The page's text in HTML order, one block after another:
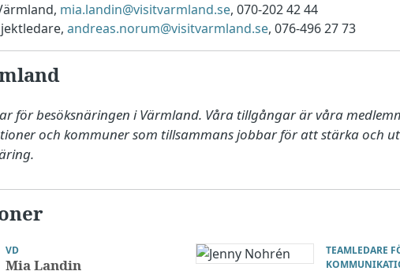
mia.landin@visitvarmland.se, 070-202 42 44
andreas.norum@visitvarmland.se, 076-496 27 73
för besöksnäringen i Värmland. Våra tillgångar är våra
och kommuner som tillsammans jobbar för att stärka och
VD
Mia Landin
TEAMLEDARE